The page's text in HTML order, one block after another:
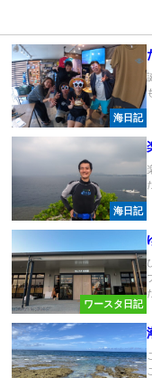
海日記
海日記
ワースタ日記